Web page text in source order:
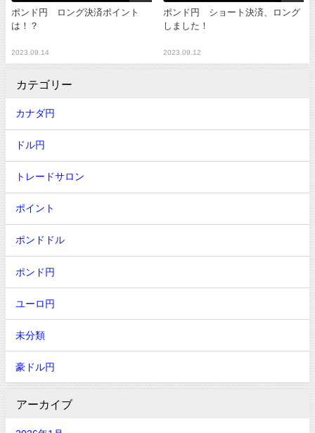
ポンド円 ロング決済ポイント
は！？
2023.09.14
ポンド円 ショート決済、ロング
しました！
2023.09.12
カテゴリー
カナダ円
ドル円
トレードサロン
ポイント
ポンドドル
ポンド円
ユーロ円
未分類
豪ドル円
アーカイブ